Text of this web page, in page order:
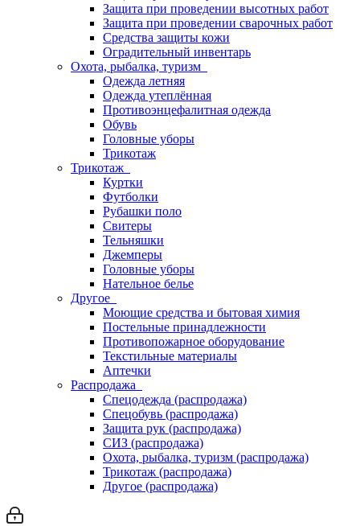
Защита при проведении высотных работ
Защита при проведении сварочных работ
Средства защиты кожи
Оградительный инвентарь
Охота, рыбалка, туризм
Одежда летняя
Одежда утеплённая
Противоэнцефалитная одежда
Обувь
Головные уборы
Трикотаж
Трикотаж
Куртки
Футболки
Рубашки поло
Свитеры
Тельняшки
Джемперы
Головные уборы
Нательное белье
Другое
Моющие средства и бытовая химия
Постельные принадлежности
Противопожарное оборудование
Текстильные материалы
Аптечки
Распродажа
Спецодежда (распродажа)
Спецобувь (распродажа)
Защита рук (распродажа)
СИЗ (распродажа)
Охота, рыбалка, туризм (распродажа)
Трикотаж (распродажа)
Другое (распродажа)